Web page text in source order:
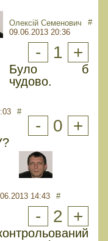
Олексій Семенович
09.06.2013 20:36
#
- 1 +
Було б
чудово.
#
- 0 +
14:43 #
- 2 +